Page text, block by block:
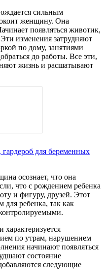
сильным
женщину. Она
появляться животик,
изменения затрудняют
по дому, занятиями
до работы. Все эти,
жизнь и расшатывают
для беременных
осознает, что она
что с рождением ребенка
и фигуру, друзей. Этот
для ребенка, так как
характеризуется
по утрам, нарушением
начинают появляться
состояние
следующие